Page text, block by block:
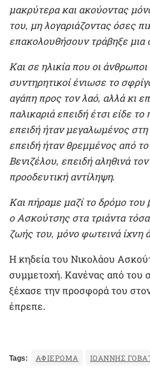
μακρύτερα και ακούοντας
του, μη λογαριάζοντας όσες
επακολουθήσουν τράβηξε μια
Και σε ηλικία που οι
συντηρητικοί ένιωσε το
αγάπη προς τον λαό, αλλά κι
παλικαριά επειδή έτσι είδε
επειδή ήταν μεγαλωμένος
επειδή ήταν θρεμμένος από
Βενιζέλου, επειδή αληθινά
προοδευτική αντίληψη.
Και πήραμε μαζί το δρόμο
ο Ασκούτσης στα τριάντα
ζωής του, μόνο φωτεινά ίχνη
Η κηδεία του Νικολάου
συμμετοχή. Κανένας από του
ξέχασε την προσφορά του
έπρεπε.
Tags: ΑΦΙΈΡΩΜΑ ΙΩΆΝΝΗΣ